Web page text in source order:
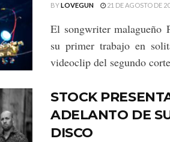
BYLOVEGUN 21 DE AGOSTO DE
El songwriter malagueño
su primer trabajo en
videoclip del segundo
STOCK
ADELANTO DE
DISCO